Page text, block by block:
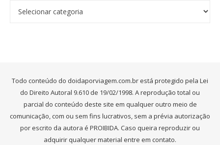
Todo conteúdo do doidaporviagem.com.br está protegido pela Lei
do Direito Autoral 9.610 de 19/02/1998. A reprodução total ou
parcial do conteúdo deste site em qualquer outro meio de
comunicação, com ou sem fins lucrativos, sem a prévia autorização
por escrito da autora é PROIBIDA. Caso queira reproduzir ou
adquirir qualquer material entre em contato.